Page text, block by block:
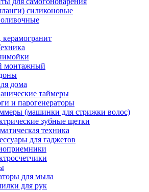
силиконовые
керамогранит
монтажный
дома
таймеры
и парогенераторы
(машинки для стрижки волос)
зубные щетки
техника
для гаджетов
для мыла
для рук